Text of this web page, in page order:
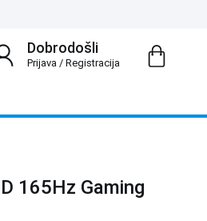
Dobrodošli
Prijava/ Registracija
165Hz Gaming